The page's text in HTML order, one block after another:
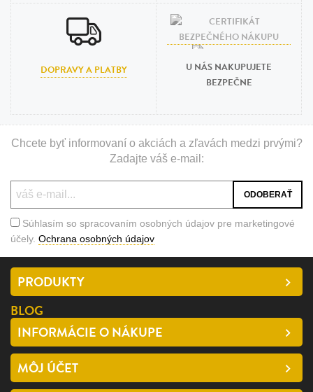
DOPRAVY A PLATBY
U NÁS NAKUPUJETE
BEZPEČNE
Chcete byť informovaní o akciách a zľavách medzi prvými?
Zadajte váš e-mail:
Súhlasím so spracovaním osobných údajov pre marketingové
účely. Ochrana osobných údajov
PRODUKTY
BLOG
INFORMÁCIE O NÁKUPE
MÔJ ÚČET